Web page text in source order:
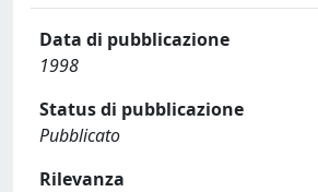
Data di pubblicazione
1998
Status di pubblicazione
Pubblicato
Rilevanza